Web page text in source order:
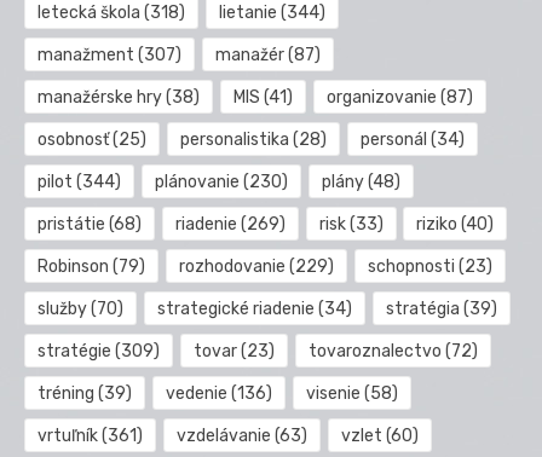
letecká škola (318) lietanie (344)
manažment (307) manažér(87)
manažérske hry(38) MIS (41) organizovanie (87)
osobnosť(25) personalistika (28) personál (34)
pilot (344) plánovanie (230) plány(48)
pristátie (68) riadenie (269) risk(33) riziko (40)
Robinson (79) rozhodovanie (229) schopnosti (23)
služby(70) strategické riadenie (34) stratégia (39)
stratégie (309) tovar(23) tovaroznalectvo (72)
tréning (39) vedenie (136) visenie (58)
vrtuľník(361) vzdelávanie (63) vzlet (60)